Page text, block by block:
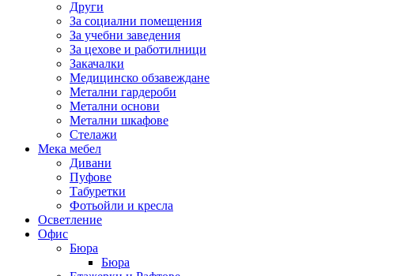
Други
За социални помещения
За учебни заведения
За цехове и работилници
Закачалки
Медицинско обзавеждане
Метални гардероби
Метални основи
Метални шкафове
Стелажи
Мека мебел
Дивани
Пуфове
Табуретки
Фотьойли и кресла
Осветление
Офис
Бюра
Бюра